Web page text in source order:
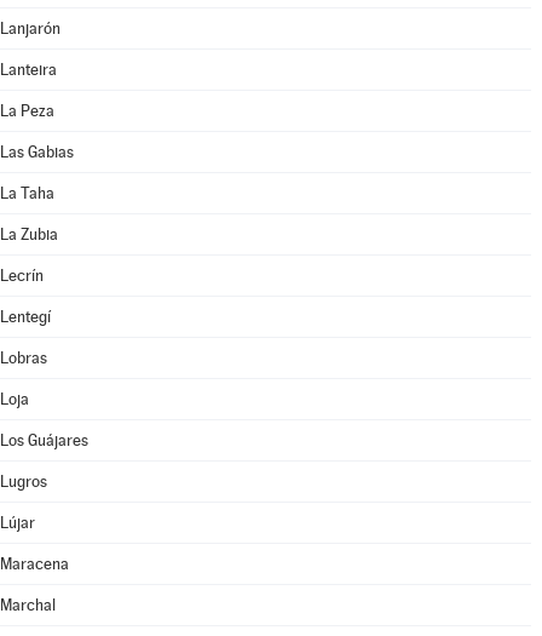
Lanjarón
Lanteira
La Peza
Las Gabias
La Taha
La Zubia
Lecrín
Lentegí
Lobras
Loja
Los Guájares
Lugros
Lújar
Maracena
Marchal